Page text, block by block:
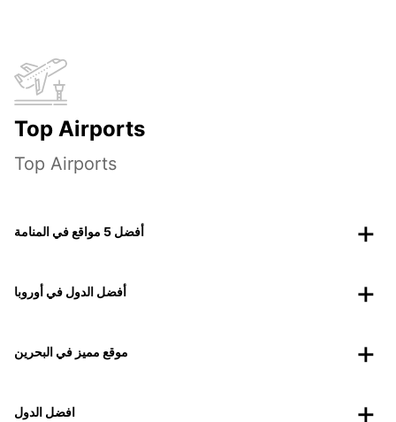
Top Airports
Top Airports
أفضل 5 مواقع في المنامة
أفضل الدول في أوروبا
موقع مميز في البحرين
افضل الدول